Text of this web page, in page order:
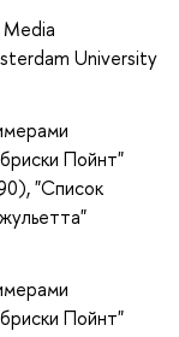
University
Пойнт"
"Список
Пойнт"